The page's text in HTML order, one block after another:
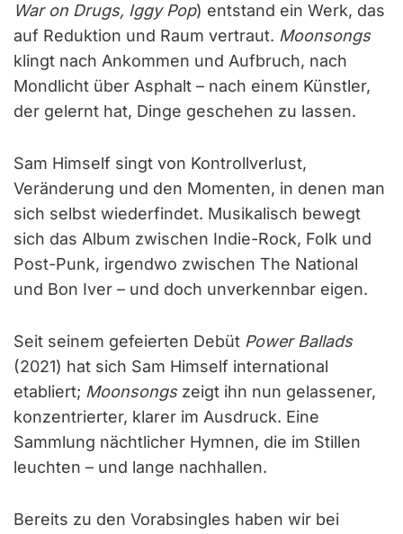
War on Drugs, Iggy Pop) entstand ein Werk, das
auf Reduktion und Raum vertraut. Moonsongs
klingt nach Ankommen und Aufbruch, nach
Mondlicht über Asphalt – nach einem Künstler,
der gelernt hat, Dinge geschehen zu lassen.
Sam Himself singt von Kontrollverlust,
Veränderung und den Momenten, in denen man
sich selbst wiederfindet. Musikalisch bewegt
sich das Album zwischen Indie-Rock, Folk und
Post-Punk, irgendwo zwischen The National
und Bon Iver – und doch unverkennbar eigen.
Seit seinem gefeierten Debüt Power Ballads
(2021) hat sich Sam Himself international
etabliert; Moonsongszeigt ihn nun gelassener,
konzentrierter, klarer im Ausdruck. Eine
Sammlung nächtlicher Hymnen, die im Stillen
leuchten – und lange nachhallen.
Bereits zu den Vorabsingles haben wir bei